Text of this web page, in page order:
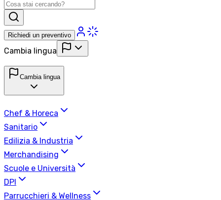
Richiedi un preventivo
Cambia lingua
Cambia lingua
Chef & Horeca
Sanitario
Edilizia & Industria
Merchandising
Scuole e Università
DPI
Parrucchieri & Wellness